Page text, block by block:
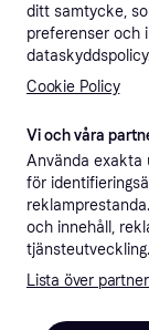
Specifikationer
-
ditt samtycke,
preferenser och
Cookie Policy
Vi och våra
Använda exakta
för
och innehåll,
tjänsteutveckling.
Lista över